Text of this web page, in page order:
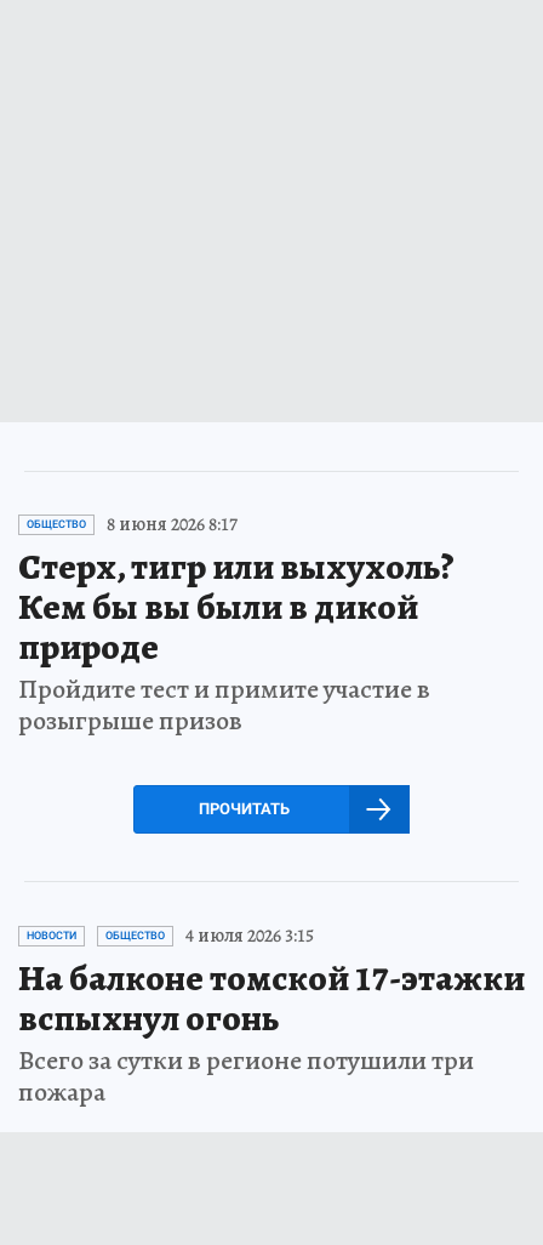
ОБЩЕСТВО 8 июня 2026 8:17
Стерх, тигр или выхухоль?
Кем бы вы были в дикой
природе
Пройдите тест и примите участие в
розыгрыше призов
ПРОЧИТАТЬ
НОВОСТИ ОБЩЕСТВО 4 июля 2026 3:15
На балконе томской 17-этажки
вспыхнул огонь
Всего за сутки в регионе потушили три
пожара